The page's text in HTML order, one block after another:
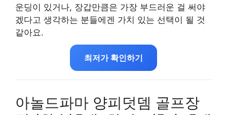
운딩이 있거나, 장갑만큼은 가장 부드러운 걸 써야
겠다고 생각하는 분들에겐 가치 있는 선택이 될 것
같아요.
최저가 확인하기
아놀드파마 양피덧뎀 골프장